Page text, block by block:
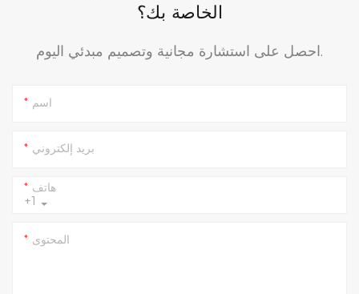
الخاصة بك؟
احصل على استشارة مجانية وتصميم مبدئي اليوم.
اسم
بريد إلكتروني
+1
هاتف
المحتوى